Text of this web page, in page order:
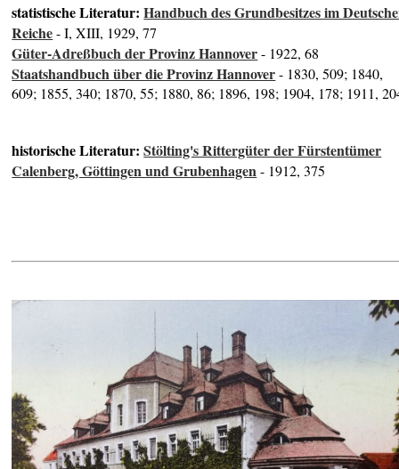
statistische Literatur:Handbuch des Grundbesitzes im
Reiche- I, XIII, 1929, 77
Güter-Adreßbuch der Provinz Hannover- 1922, 68
Staatshandbuch über die Provinz Hannover- 1830, 509; 1840,
609; 1855, 340; 1870, 55; 1880, 86; 1896, 198; 1904, 178; 1911,
historische Literatur:Stölting's Rittergüter der Fürstentümer
Calenberg, Göttingen und Grubenhagen- 1912, 375